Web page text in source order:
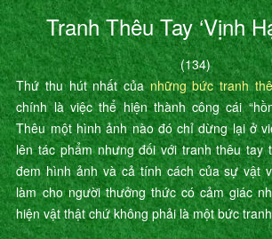
Tranh Thêu Tay ‘Vịnh
(134)
Thứ thu hút nhất củanhững bức tranh
chính là việc thể hiện thành công cái
Thêu một hình ảnh nào đó chỉ dừng lại ở
lên tác phẩm nhưng đối với tranh thêu tay
đem hình ảnh và cả tính cách của sự vật
làm cho người thưởng thức có cảm giác
hiện vật thật chứ không phải là một bức